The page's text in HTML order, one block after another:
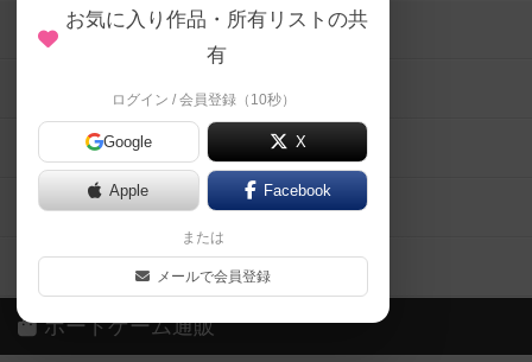
お気に入り作品・所有リストの共
有
ログイン / 会員登録（10秒）
Google X
Apple Facebook
または
メールで会員登録
メカニクス特集
掲示板・トピックス
ボドとも・会員一覧
ボードゲーム業界コラム
ボドゲーマご利用案内
ボードゲーム通販